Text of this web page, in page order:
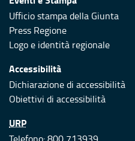
Ufficio stampa della Giunta
Press Regione
Logo e identità regionale
Accessibilità
Dichiarazione di accessibilità
Obiettivi di accessibilità
URP